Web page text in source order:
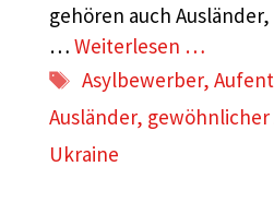
gehören auch
… Weiterlesen …
Schlagwörter
Asylbewerber,
Ausländer,
Ukraine